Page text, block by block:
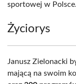
sportowej w Polsce.
Życiorys
Janusz Zielonacki
mającą na swoim